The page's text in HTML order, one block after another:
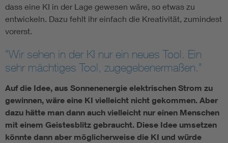
dass eine KI in der Lage gewesen wäre, so etwas zu
entwickeln. Dazu fehlt ihr einfach die Kreativität, zumindest
vorerst.
"Wir sehen in der KI nur ein neues Tool. Ein
sehr mächtiges Tool, zugegebenermaßen."
Auf die Idee, aus Sonnenenergie elektrischen Strom zu
gewinnen, wäre eine KI vielleicht nicht gekommen. Aber
dazu hätte man dann auch vielleicht nur einen Menschen
mit einem Geistesblitz gebraucht. Diese Idee umsetzen
könnte dann aber möglicherweise die KI und würde